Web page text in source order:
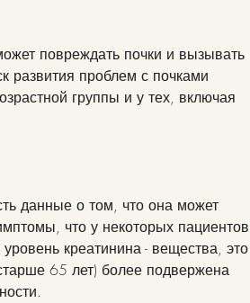
повреждать почки и вызывать
развития проблем с почками
группы и у тех, включая
данные о том, что она может
что у некоторых пациентов
креатинина - вещества, это
65 лет) более подвержена